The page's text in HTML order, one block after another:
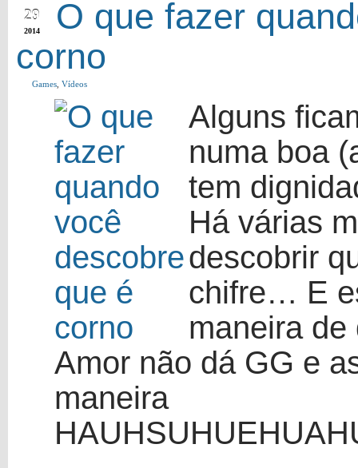
29
2014
O que fazer
corno
Games Vídeos
Alguns
numa boa
tem
Há várias
descobrir
chifre… E
maneira
Amor não dá GG e
maneira